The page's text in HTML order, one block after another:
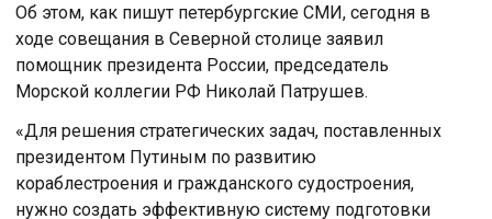
Об этом, как пишут петербургские СМИ, сегодня в
ходе совещания в Северной столице заявил
помощник президента России, председатель
Морской коллегии РФ Николай Патрушев.
«Для решения стратегических задач, поставленных
президентом Путиным по развитию
кораблестроения и гражданского судостроения,
нужно создать эффективную систему подготовки